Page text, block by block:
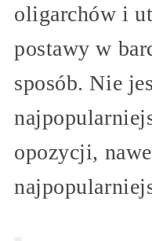
oligarchów i
postawy w
sposób. Nie
opozycji,